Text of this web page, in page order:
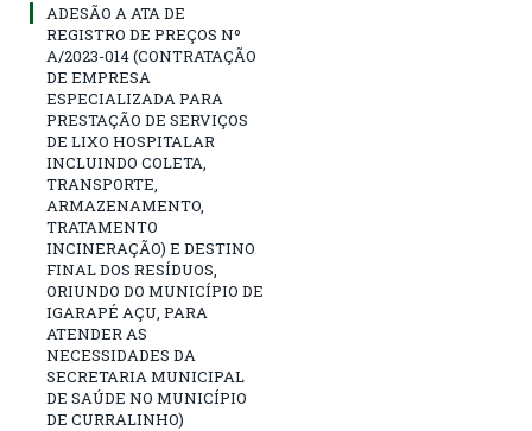
ADESÃO A ATA DE
REGISTRO DE PREÇOS Nº
A/2023-014 (CONTRATAÇÃO
DE EMPRESA
ESPECIALIZADA PARA
PRESTAÇÃO DE SERVIÇOS
DE LIXO HOSPITALAR
INCLUINDO COLETA,
TRANSPORTE,
ARMAZENAMENTO,
TRATAMENTO
INCINERAÇÃO) E DESTINO
FINAL DOS RESÍDUOS,
ORIUNDO DO MUNICÍPIO DE
IGARAPÉ AÇU, PARA
ATENDER AS
NECESSIDADES DA
SECRETARIA MUNICIPAL
DE SAÚDE NO MUNICÍPIO
DE CURRALINHO)